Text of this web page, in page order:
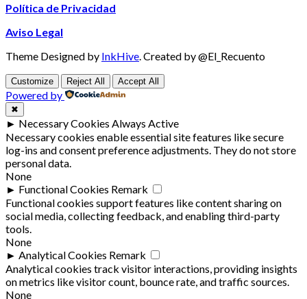
Política de Privacidad
Aviso Legal
Theme Designed by InkHive Created by @El_Recuento
Customize Reject All Accept All
Powered by
✖
► Necessary Cookies Always Active
Necessary cookies enable essential site features like secure
log-ins and consent preference adjustments. They do not store
personal data.
None
► Functional Cookies Remark
Functional cookies support features like content sharing on
social media, collecting feedback, and enabling third-party
tools.
None
► Analytical Cookies Remark
Analytical cookies track visitor interactions, providing insights
on metrics like visitor count, bounce rate, and traffic sources.
None